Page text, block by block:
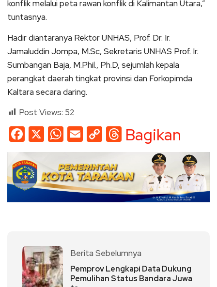
konflik melalui peta rawan konflik di Kalimantan Utara,”
tuntasnya.
Hadir diantaranya Rektor UNHAS, Prof. Dr. Ir.
Jamaluddin Jompa, M.Sc, Sekretaris UNHAS Prof. Ir.
Sumbangan Baja, M.Phil., Ph.D, sejumlah kepala
perangkat daerah tingkat provinsi dan Forkopimda
Kaltara secara daring.
Post Views: 52
Facebook
X WhatsApp
EmailCopy
Link
Threads
Bagikan
Berita Sebelumnya
Pemprov Lengkapi Data Dukung
Pemulihan Status Bandara Juwa